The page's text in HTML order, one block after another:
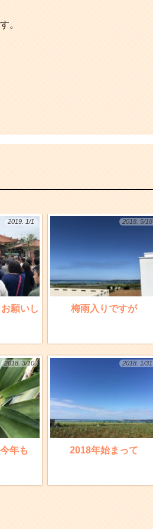
。
2019. 1/1
願いし
2018. 5/18
梅雨入りですが
2018. 3/10
年も
2018. 1/31
2018年始まって